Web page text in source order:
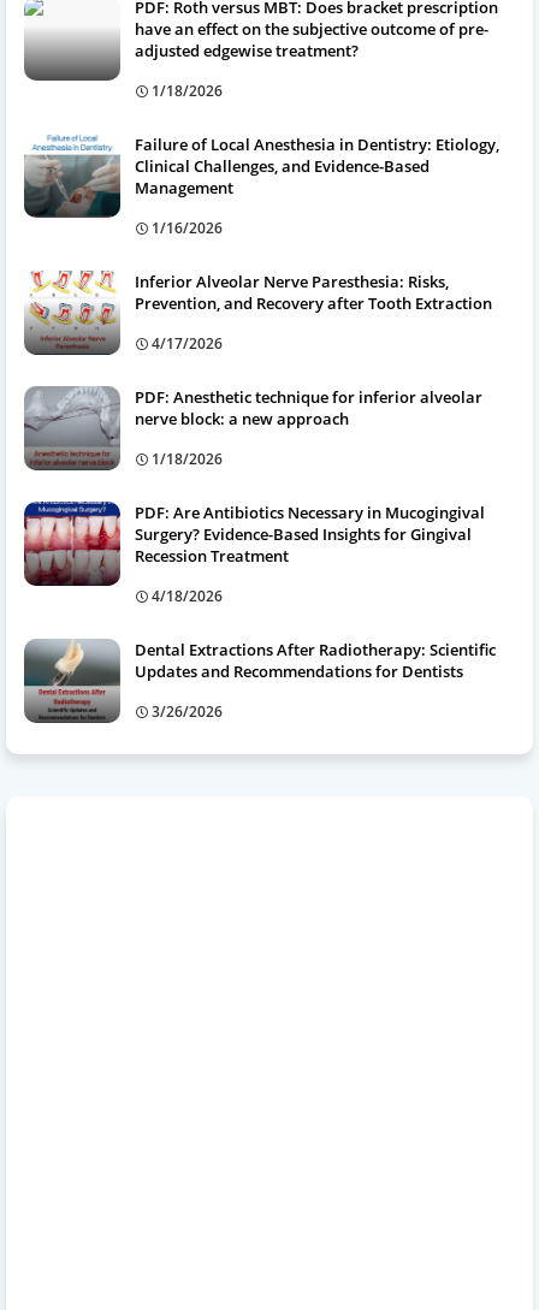
PDF: Roth versus MBT: Does bracket prescription
have an effect on the subjective outcome of pre-
adjusted edgewise treatment?
1/18/2026
Failure of Local Anesthesia in Dentistry: Etiology,
Clinical Challenges, and Evidence-Based
Management
1/16/2026
Inferior Alveolar Nerve Paresthesia: Risks,
Prevention, and Recovery after Tooth Extraction
4/17/2026
PDF: Anesthetic technique for inferior alveolar
nerve block: a new approach
1/18/2026
PDF: Are Antibiotics Necessary in Mucogingival
Surgery? Evidence-Based Insights for Gingival
Recession Treatment
4/18/2026
Dental Extractions After Radiotherapy: Scientific
Updates and Recommendations for Dentists
3/26/2026